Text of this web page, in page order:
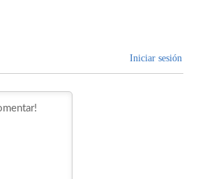
Iniciar sesión